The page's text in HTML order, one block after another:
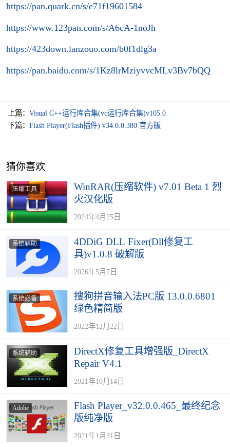
https://pan.quark.cn/s/e71f19601584
https://www.123pan.com/s/A6cA-1noJh
https://423down.lanzouo.com/b0f1dlg3a
https://pan.baidu.com/s/1Kz8lrMziyvvcMLv3Bv7bQQ
上篇： Visual C++运行库合集(vc运行库合集)v105.0
下篇： Flash Player(Flash插件) v34.0.0.380 官方版
猜你喜欢
压缩工具
WinRAR(压缩软件) v7.01 Beta 1 烈
火汉化版
2024年4月25日
系统辅助
4DDiG DLL Fixer(Dll修复工
具)v1.0.8 破解版
2026年5月7日
系统必备
搜狗拼音输入法PC版 13.0.0.6801
绿色精简版
2022年12月22日
系统辅助
DirectX修复工具增强版_DirectX
Repair V4.1
2021年10月14日
Adobe
Flash Player_v32.0.0.465_最终纪念
版纯净版
2021年1月31日